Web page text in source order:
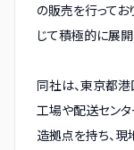
の販売を行って
じて積極的に展開
同社は、東京都
工場や配送センタ
造拠点を持ち、